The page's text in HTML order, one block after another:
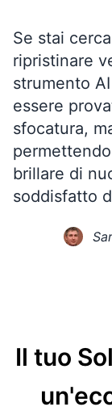
Se stai
ripristinare
strumento
essere
sfocatura,
brillare di
soddisfatto
Il tuo